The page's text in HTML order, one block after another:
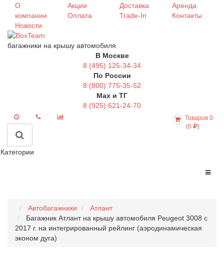
О
компании
Новости
Акции
Оплата
Доставка
Trade-In
Аренда
Контакты
багажники на крышу автомобиля
В Москве
8 (495) 125-34-34
По России
8 (800) 775-35-52
Max и ТГ
8 (925) 621-24-70
Товаров 0
(0
)
Категории
Автобагажники
Атлант
Багажник Атлант на крышу автомобиля Peugeot 3008 с
2017 г. на интегрированный рейлинг (аэродинамическая
эконом дуга)